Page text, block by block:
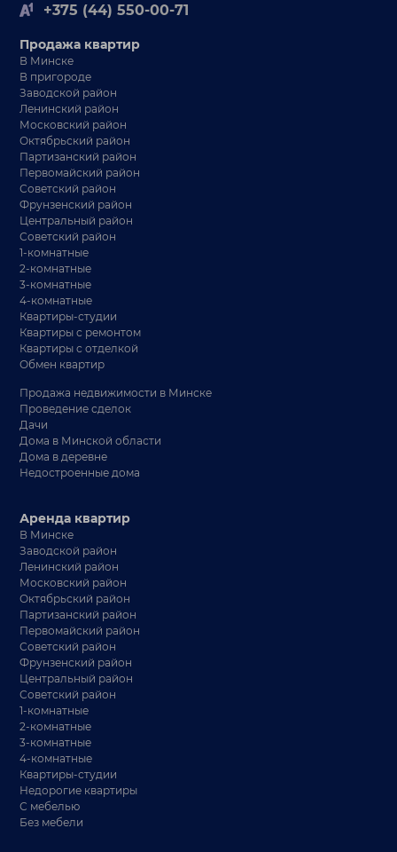
+375 (44) 550-00-71
Продажа квартир
В Минске
В пригороде
Заводской район
Ленинский район
Московский район
Октябрьский район
Партизанский район
Первомайский район
Советский район
Фрунзенский район
Центральный район
Советский район
1-комнатные
2-комнатные
3-комнатные
4-комнатные
Квартиры-студии
Квартиры с ремонтом
Квартиры с отделкой
Обмен квартир
Продажа недвижимости в Минске
Проведение сделок
Дачи
Дома в Минской области
Дома в деревне
Недостроенные дома
Аренда квартир
В Минске
Заводской район
Ленинский район
Московский район
Октябрьский район
Партизанский район
Первомайский район
Советский район
Фрунзенский район
Центральный район
Советский район
1-комнатные
2-комнатные
3-комнатные
4-комнатные
Квартиры-студии
Недорогие квартиры
С мебелью
Без мебели